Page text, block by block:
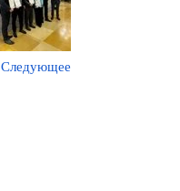
Следующее